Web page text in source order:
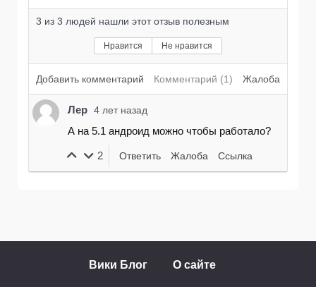
3 из 3 людей нашли этот отзыв полезным
Нравится Не нравится
Добавить комментарий Комментарий (1) Жалоба
Лер 4 лет назад
А на 5.1 андроид можно чтобы работало?
2 Ответить Жалоба Ссылка
Вики Блог О сайте